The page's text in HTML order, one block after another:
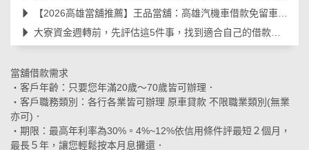
【2026高雄當舖推薦】王品當舖：高雄汽機車借款免留車、線上安全諮詢、資金周轉大
大寮資金週轉前，先評估這5件事，找到適合自己的借款方式
當舖借款需求
‧客戶年齡：只要您年滿20歲～70歲皆可辦理．
‧客戶職務類別：各行各業皆可辦理 原車貸款 不限職業類別(無業
亦可)．
‧期限：最高年利率為30%。4%~12%依信用條件評最短２個月，
最長５年，讓您輕鬆按本月息攤還．